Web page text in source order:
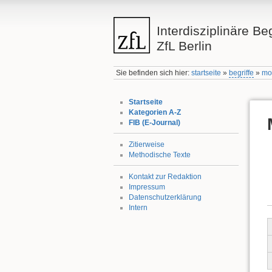
Interdisziplinäre
ZfL Berlin
Sie befinden sich hier:startseite » begriffe »
Startseite
Kategorien A-Z
FIB (E-Journal)
Zitierweise
Methodische Texte
Kontakt zur Redaktion
Impressum
Datenschutzerklärung
Intern